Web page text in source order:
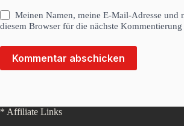
Meinen Namen, meine E-Mail-Adresse und
diesem Browser für die nächste Kommentierung
Kommentar abschicken
* Affiliate Links